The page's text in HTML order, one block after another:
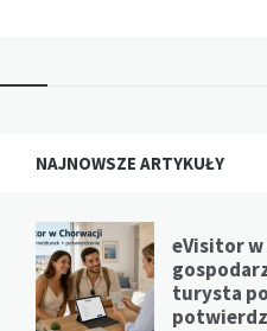
NAJNOWSZE ARTYKUŁY
eVisitor w
turysta